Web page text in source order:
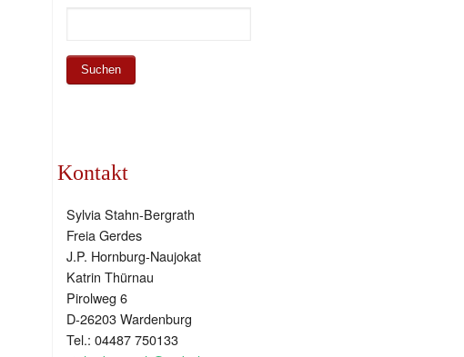
Kontakt
Sylvia Stahn-Bergrath
Freia Gerdes
J.P. Hornburg-Naujokat
Katrin Thürnau
Pirolweg 6
D-26203 Wardenburg
Tel.: 04487 750133